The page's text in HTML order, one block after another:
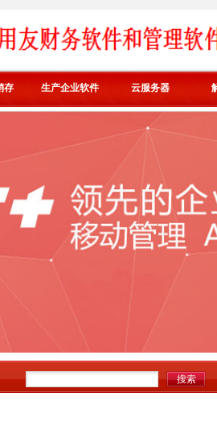
存 生产企业软件 云服务器
T+